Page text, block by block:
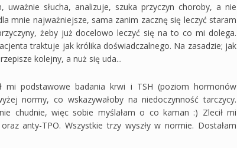
słucha, analizuje, szuka przyczyn choroby, a nie
mnie najważniejsze, sama zanim zacznę się leczyć staram
żeby już docelowo leczyć się na to co mi dolega.
traktuje jak królika doświadczalnego. Na zasadzie; jak
kolejny, a nuż się uda...
mi podstawowe badania krwi i TSH (poziom hormonów
normy, co wskazywałoby na niedoczynność tarczycy.
chudnie, więc sobie myślałam o co kaman :) Zlecił mi
anty-TPO. Wszystkie trzy wyszły w normie. Dostałam